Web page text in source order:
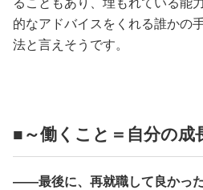
ることもあり、埋もれている能
的なアドバイスをくれる誰かの
法と言えそうです。
■～働くこと＝自分の成
――最後に、再就職して良かっ